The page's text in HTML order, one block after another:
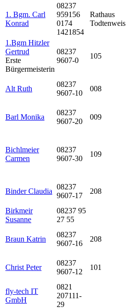
1. Bgm. Carl
Konrad
08237
959156
0174
1421854
Rathaus
Todtenweis
1.Bgm Hitzler
Gertrud
Erste
Bürgermeisterin
08237
9607-0
105
Alt Ruth
08237
9607-10
008
Barl Monika
08237
9607-20
009
Bichlmeier
Carmen
08237
9607-30
109
Binder Claudia
08237
9607-17
208
Birkmeir
Susanne
08237 95
27 55
Braun Katrin
08237
9607-16
208
Christ Peter
08237
9607-12
101
fly-tech IT
GmbH
0821
207111-
29